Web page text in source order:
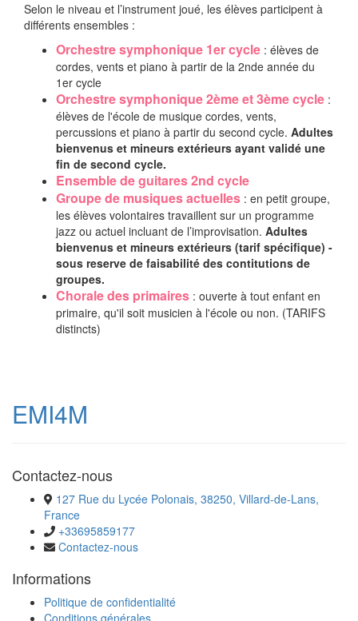
Selon le niveau et l’instrument joué, les élèves participent à
différents ensembles :
Orchestre symphonique 1er cycle : élèves de
cordes, vents et piano à partir de la 2nde année du
1er cycle
Orchestre symphonique 2ème et 3ème cycle :
élèves de l'école de musique cordes, vents,
percussions et piano à partir du second cycle. Adultes
bienvenus et mineurs extérieurs ayant validé une
fin de second cycle.
Ensemble de guitares 2nd cycle
Groupe de musiques actuelles : en petit groupe,
les élèves volontaires travaillent sur un programme
jazz ou actuel incluant de l’improvisation. Adultes
bienvenus et mineurs extérieurs (tarif spécifique) -
sous reserve de faisabilité des contitutions de
groupes.
Chorale des primaires : ouverte à tout enfant en
primaire, qu'il soit musicien à l'école ou non. (TARIFS
distincts)
EMI4M
Contactez-nous
127 Rue du Lycée Polonais, 38250, Villard-de-Lans,
France
+33695859177
Contactez-nous
Informations
Politique de confidentialité
Conditions générales